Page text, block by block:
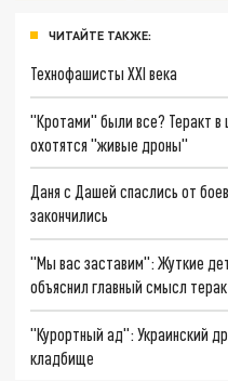
ЧИТАЙТЕ ТАКЖЕ:
Технофашисты XXI века
"Кротами" были все? Теракт в
охотятся "живые дроны"
Даня с Дашей спаслись от
закончились
"Мы вас заставим": Жуткие
объяснил главный смысл
"Курортный ад": Украинский
кладбище